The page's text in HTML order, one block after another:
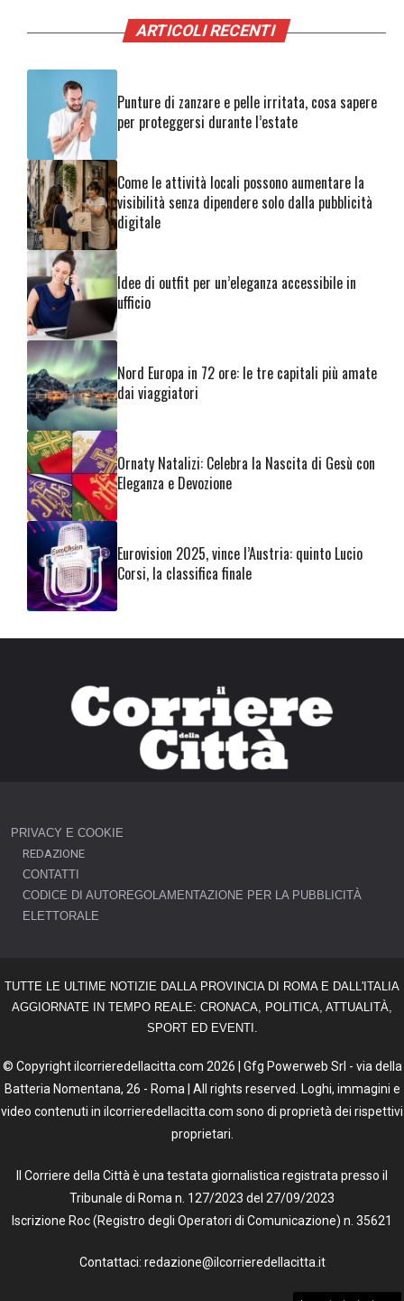
ARTICOLI RECENTI
Punture di zanzare e pelle irritata, cosa sapere
per proteggersi durante l’estate
Come le attività locali possono aumentare la
visibilità senza dipendere solo dalla pubblicità
digitale
Idee di outfit per un’eleganza accessibile in
ufficio
Nord Europa in 72 ore: le tre capitali più amate
dai viaggiatori
Ornaty Natalizi: Celebra la Nascita di Gesù con
Eleganza e Devozione
Eurovision 2025, vince l’Austria: quinto Lucio
Corsi, la classifica finale
PRIVACY E COOKIE
REDAZIONE
CONTATTI
CODICE DI AUTOREGOLAMENTAZIONE PER LA PUBBLICITÀ
ELETTORALE
TUTTE LE ULTIME NOTIZIE DALLA PROVINCIA DI ROMA E DALL'ITALIA
AGGIORNATE IN TEMPO REALE: CRONACA, POLITICA, ATTUALITÀ,
SPORT ED EVENTI.
© Copyright ilcorrieredellacitta.com 2026 | Gfg Powerweb Srl - via della
Batteria Nomentana, 26 - Roma | All rights reserved. Loghi, immagini e
video contenuti in ilcorrieredellacitta.com sono di proprietà dei rispettivi
proprietari.
Il Corriere della Città è una testata giornalistica registrata presso il
Tribunale di Roma n. 127/2023 del 27/09/2023
Iscrizione Roc (Registro degli Operatori di Comunicazione) n. 35621
Contattaci: redazione@ilcorrieredellacitta.it